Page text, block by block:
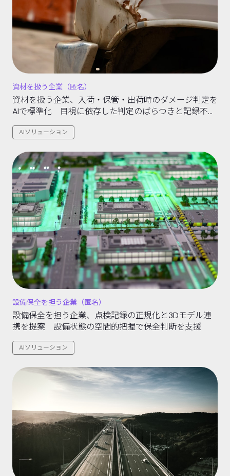
資材を扱う企業（匿名）
資材を扱う企業、入荷・保管・出荷時のダメージ判定を
AIで標準化 目視に依存した判定のばらつきと記録不備
を解消する取り組み
AIソリューション
設備保全を担う企業（匿名）
設備保全を担う企業、点検記録の正規化と3Dモデル連
携を提案 設備状態の空間的把握で保全判断を支援
AIソリューション